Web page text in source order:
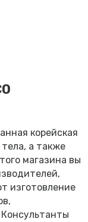
корейская
а также
магазина вы
изготовление